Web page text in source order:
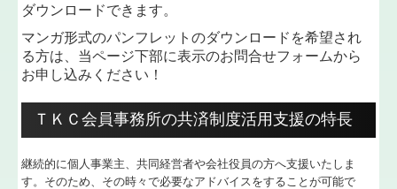
ダウンロードできます。
マンガ形式のパンフレットのダウンロードを希望され
る方は、当ページ下部に表示のお問合せフォームから
お申し込みください！
ＴＫＣ会員事務所の共済制度活用支援の特長
継続的に個人事業主、共同経営者や会社役員の方へ支援いたしま
す。そのため、その時々で必要なアドバイスをすることが可能で